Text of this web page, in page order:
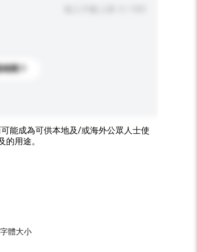
間？
能成為可供本地及/或海外公眾人士使
用途。
字體大小